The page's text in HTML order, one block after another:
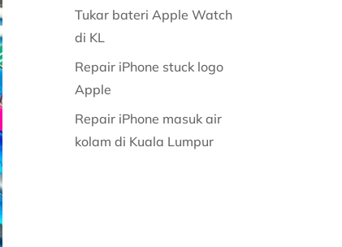
Tukar bateri Apple Watch
di KL
Repair iPhone stuck logo
Apple
Repair iPhone masuk air
kolam di Kuala Lumpur